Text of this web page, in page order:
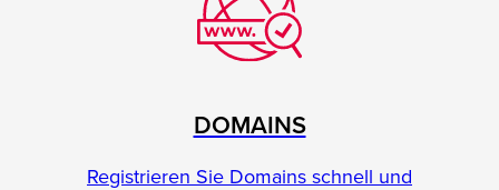
DOMAINS
Registrieren Sie Domains schnell und